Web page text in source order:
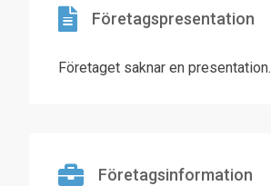
Företagspresentation
Företaget saknar en presentation.
Företagsinformation